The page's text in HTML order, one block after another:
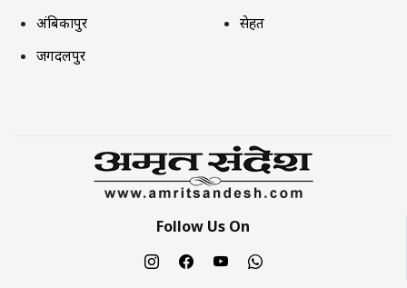
अंबिकापुर
जगदलपुर
सेहत
Follow Us On